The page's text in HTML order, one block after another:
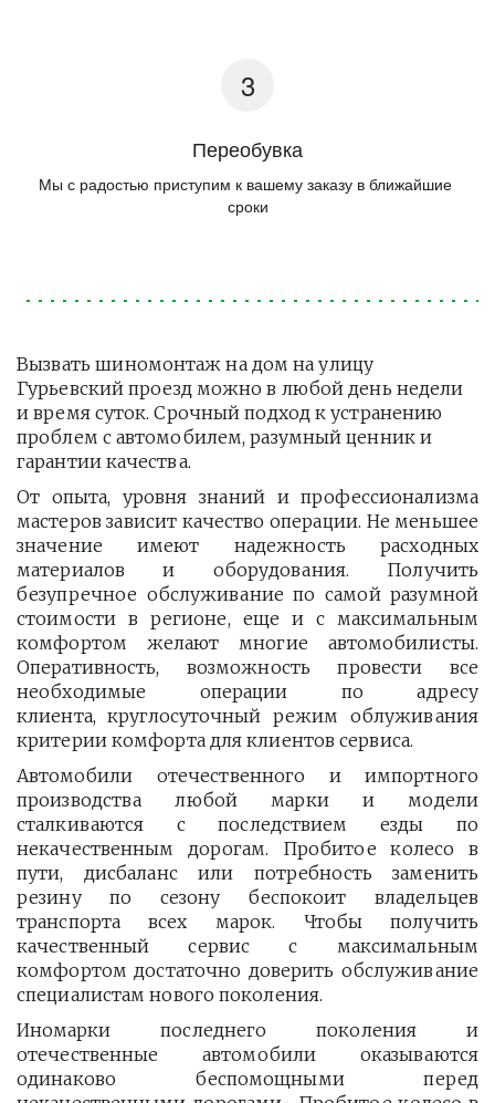
Переобувка
Мы с радостью приступим к вашему заказу в ближайшие
сроки
Вызвать шиномонтаж на дом на улицу
Гурьевский проезд можно в любой день недели
и время суток. Срочный подход к устранению
проблем с автомобилем, разумный ценник и
гарантии качества.
От опыта, уровня знаний и профессионализма
мастеров зависит качество операции. Не меньшее
значение имеют надежность расходных
материалов и оборудования. Получить
безупречное обслуживание по самой разумной
стоимости в регионе, еще и с максимальным
комфортом желают многие автомобилисты.
Оперативность, возможность провести все
необходимые операции по адресу
клиента, круглосуточный режим облуживания
критерии комфорта для клиентов сервиса.
Автомобили отечественного и импортного
производства любой марки и модели
сталкиваются с последствием езды по
некачественным дорогам. Пробитое колесо в
пути, дисбаланс или потребность заменить
резину по сезону беспокоит владельцев
транспорта всех марок. Чтобы получить
качественный сервис с максимальным
комфортом достаточно доверить обслуживание
специалистам нового поколения.
Иномарки последнего поколения и
отечественные автомобили оказываются
одинаково беспомощными перед